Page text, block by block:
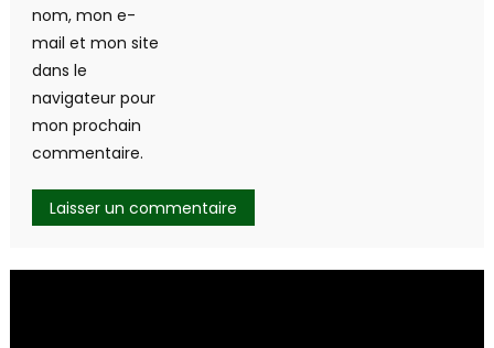
nom, mon e-
mail et mon site
dans le
navigateur pour
mon prochain
commentaire.